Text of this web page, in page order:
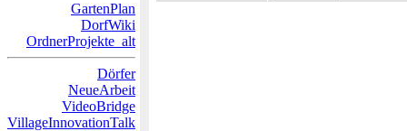
GartenPlan
DorfWiki
OrdnerProjekte_alt
Dörfer
NeueArbeit
VideoBridge
VillageInnovationTalk